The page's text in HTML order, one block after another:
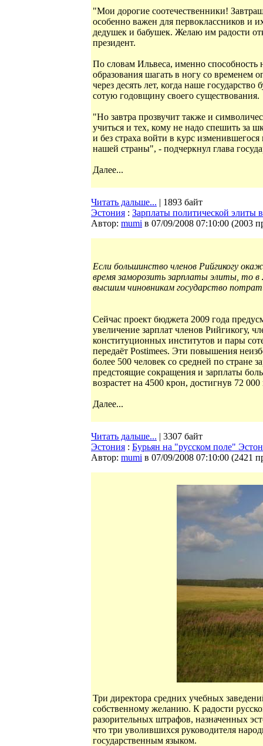
"Мои дорогие соотечественники!
особенно важен для первоклассников и
дедушек и бабушек. Желаю им радости
президент.
По словам Ильвеса, именно способность
образования шагать в ногу со временем
через десять лет, когда наше государство
сотую годовщину своего существования.
"Но завтра прозвучит также и
учиться и тех, кому не надо спешить
и без страха войти в курс
нашей страны", - подчеркнул глава
Далее...
Читать дальше... | 1893 байт
Эстония : Зарплаты политической элиты
Автор: mumi в 07/09/2008 07:10:00 (2003
Если большинство членов Рийгикогу
время заморозить зарплаты элиты, то в
высшим чиновникам государство
Сейчас проект бюджета 2009 года
увеличение зарплат членов Рийгикогу,
конституционных институтов и пары
передаёт Postimees. Эти повышения
более 500 человек со средней по стране
предстоящие сокращения и зарплаты
возрастет на 4500 крон, достигнув 72
Далее...
Читать дальше... | 3307 байт
Эстония : Бурьян на "русском поле"
Автор: mumi в 07/09/2008 07:10:00 (2421
Три директора средних учебных
собственному желанию. К радости
разорительных штрафов, назначенных
что три уволившихся руководителя
государственным языком.